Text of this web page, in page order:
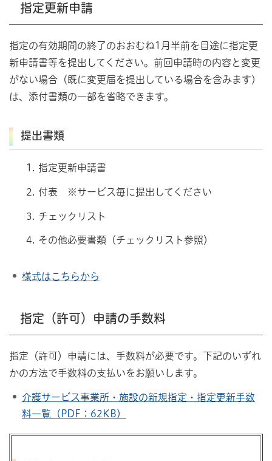
指定更新申請
指定の有効期間の終了のおおむね1月半前を目途に指定更
新申請書等を提出してください。前回申請時の内容と変更
がない場合（既に変更届を提出している場合を含みます）
は、添付書類の一部を省略できます。
提出書類
指定更新申請書
付表 ※サービス毎に提出してください
チェックリスト
その他必要書類（チェックリスト参照）
様式はこちらから
指定（許可）申請の手数料
指定（許可）申請には、手数料が必要です。下記のいずれ
かの方法で手数料の支払いをお願いします。
介護サービス事業所・施設の新規指定・指定更新手数
料一覧（PDF：62KB）